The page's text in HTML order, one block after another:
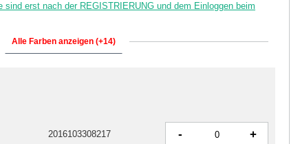
sind erst nach der REGISTRIERUNG und dem Einloggen beim
Alle Farben anzeigen (+14)
2016103308217 - +